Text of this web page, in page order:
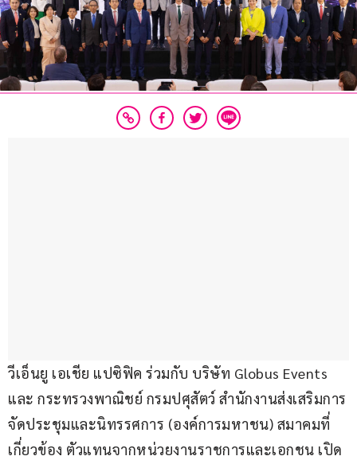
วีเอ็นยู เอเชีย แปซิฟิค ร่วมกับ บริษัท Globus Events
และ กระทรวงพาณิชย์ กรมปศุสัตว์ สำนักงานส่งเสริมการ
จัดประชุมและนิทรรศการ (องค์การมหาชน) สมาคมที่
เกี่ยวข้อง ตัวแทนจากหน่วยงานราชการและเอกชน เปิด